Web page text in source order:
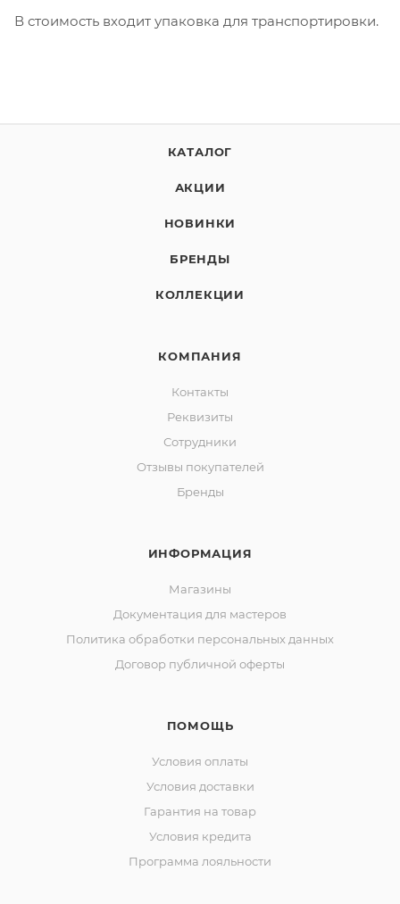
В стоимость входит упаковка для транспортировки.
КАТАЛОГ
АКЦИИ
НОВИНКИ
БРЕНДЫ
КОЛЛЕКЦИИ
КОМПАНИЯ
Контакты
Реквизиты
Сотрудники
Отзывы покупателей
Бренды
ИНФОРМАЦИЯ
Магазины
Документация для мастеров
Политика обработки персональных данных
Договор публичной оферты
ПОМОЩЬ
Условия оплаты
Условия доставки
Гарантия на товар
Условия кредита
Программа лояльности